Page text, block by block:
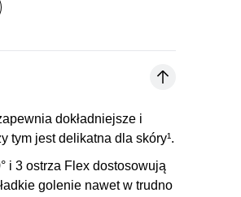
dokładniejsze i
tym jest delikatna dla skóry¹.
i 3 ostrza Flex dostosowują
golenie nawet w trudno